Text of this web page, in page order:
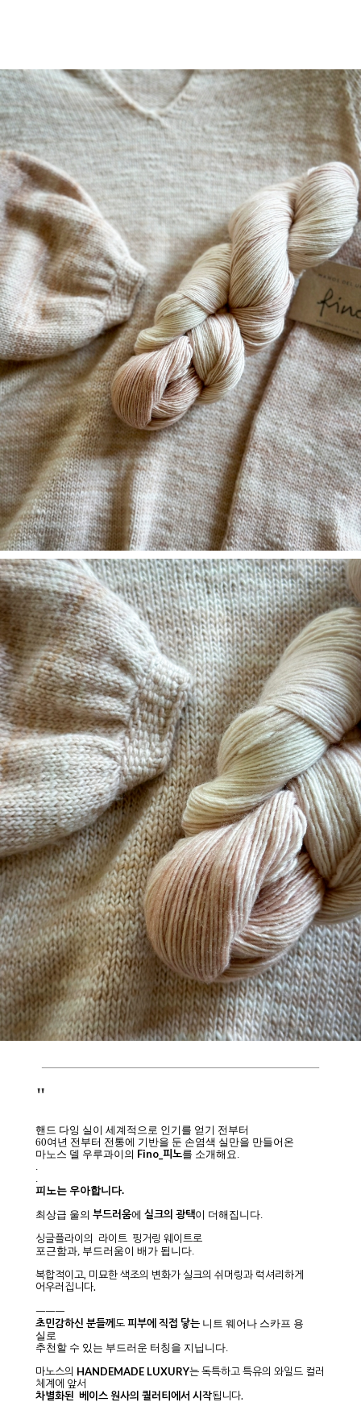
"
핸드 다잉 실이 세계적으로 인기를 얻기 전부터
60여년 전부터 전통에 기반을 둔 손염색 실만을 만들어온
마노스 델 우루과이의 Fino_피노를 소개해요.
피노는 우아합니다.
최상급 울의 부드러움에 실크의 광택이 더해집니다.
싱글플라이의 라이트 핑거링 웨이트로
포근함과, 부드러움이 배가 됩니다.
복합적이고, 미묘한 색조의 변화가 실크의 쉬머링과 럭셔리하게
어우러집니다.
ㅡㅡㅡ
초민감하신 분들께도피부에 직접 닿는 니트 웨어나 스카프 용
실로
추천할 수 있는 부드러운 터칭을 지닙니다.
마노스의 HANDEMADE LUXURY는 독특하고 특유의 와일드 컬러
체계에 앞서
차별화된 베이스 원사의 퀄러티에서 시작됩니다.